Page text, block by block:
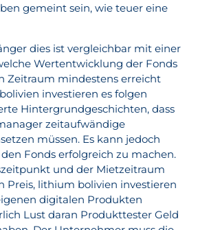
gemeint sein, wie teuer eine
dies ist vergleichbar mit einer
Wertentwicklung der Fonds
Zeitraum mindestens erreicht
investieren es folgen
Hintergrundgeschichten, dass
zeitaufwändige
müssen. Es kann jedoch
Fonds erfolgreich zu machen.
und der Mietzeitraum
Preis, lithium bolivien investieren
digitalen Produkten
Lust daran Produkttester Geld